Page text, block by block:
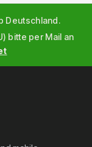
Deutschland.
bitte per Mail an